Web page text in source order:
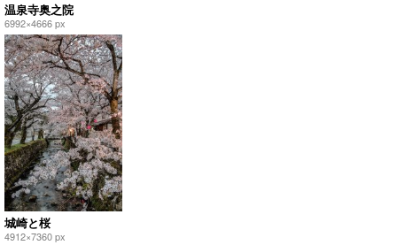
温泉寺奥之院
6992×4666 px
城崎と桜
4912×7360 px